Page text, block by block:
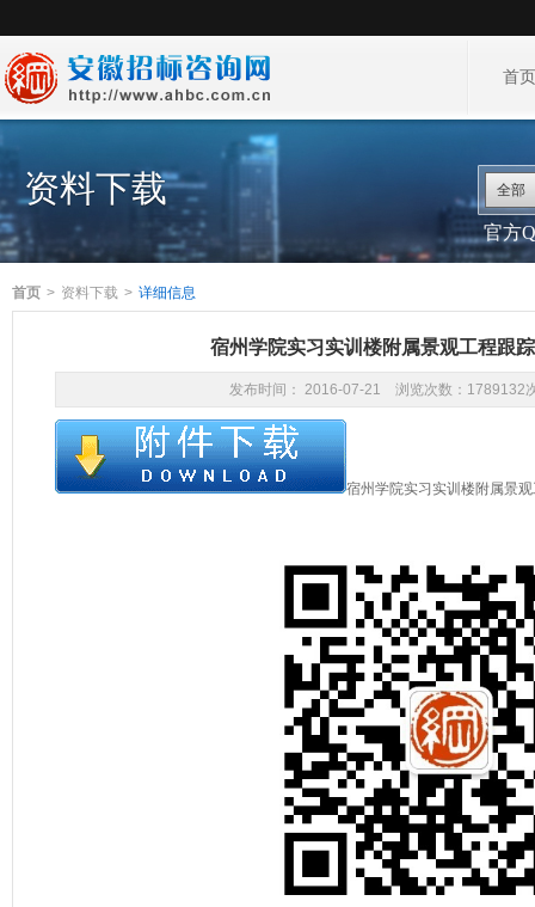
首
资料下载 全部
官方
首页 > 资料下载 > 详细信息
宿州学院实习实训楼附属景观工程跟
发布时间： 2016-07-21 浏览次数：1789132
宿州学院实习实训楼附属景